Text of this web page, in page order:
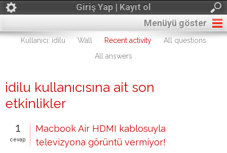
Giriş Yap | Kayıt ol
Menüyü göster
Kullanıcı: idilu Wall Recent activity
All questions
All answers
idilu kullanıcısına ait son
etkinlikler
1
cevap
Macbook Air HDMI kablosuyla
televizyona görüntü vermiyor!